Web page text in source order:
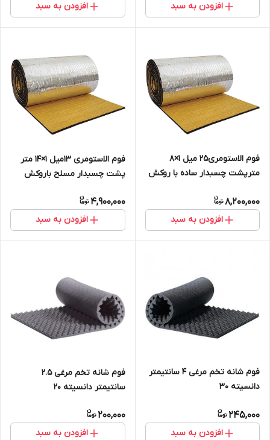
افزودن به سبد افزودن به سبد
فوم الاستومری25 میل 1×8
مترپشت چسبدار ساده با روکش
8,200,000
افزودن به سبد
فوم الاستومری 13میل 1×14 متر
پشت چسبدار مسلح باروکش
4,900,000
افزودن به سبد
فوم شانه تخم مرغی ۴ سانتیمتر
دانسیته 3۰
245,000
افزودن به سبد
فوم شانه تخم مرغی 2.5
سانتیمتر دانسیته ۲۰
200,000
افزودن به سبد